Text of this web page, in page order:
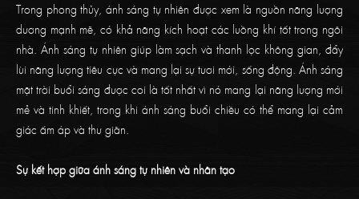
Trong phong thủy, ánh sáng tự nhiên được xem là nguồn năng lượng
dương mạnh mẽ, có khả năng kích hoạt các luồng khí tốt trong ngôi
nhà. Ánh sáng tự nhiên giúp làm sạch và thanh lọc không gian, đẩy
lùi năng lượng tiêu cực và mang lại sự tươi mới, sống động. Ánh sáng
mặt trời buổi sáng được coi là tốt nhất vì nó mang lại năng lượng mới
mẻ và tinh khiết, trong khi ánh sáng buổi chiều có thể mang lại cảm
giác ấm áp và thư giãn.
Sự kết hợp giữa ánh sáng tự nhiên và nhân tạo